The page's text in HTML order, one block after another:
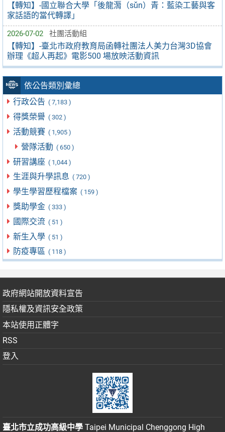
【轉知】-國立聯合大學「後龍漘（sǔn）青：藍染工藝與客
家話語的當代轉譯」
2026-07-02 社團活動組
【轉知】-臺北市政府教育局函轉社團法人美力台灣3D協會
辦理《超人再起》電影500 場放映活動資訊
依公告類別彙總
行政公告 ( 7,183 )
得獎榮譽 ( 302 )
活動競賽 ( 1,905 )
營隊活動 ( 650 )
研習講座 ( 1,044 )
生涯與升學訊息 ( 720 )
學生學習歷程檔案 ( 159 )
獎助學金 ( 333 )
國際交流 ( 51 )
新生入學 ( 51 )
防疫專區 ( 118 )
政府網站開放資料宣告
隱私權及資訊安全政策
本站使用正體字
RSS
登入
臺北市立成功高級中學 Taipei Municipal Chenggong High